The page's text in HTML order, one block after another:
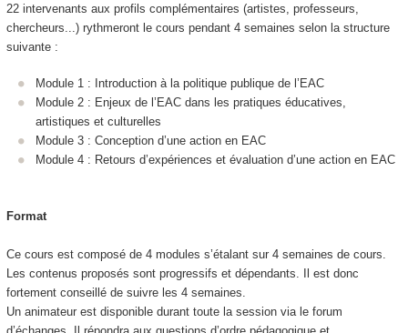
22 intervenants aux profils complémentaires (artistes, professeurs,
chercheurs...) rythmeront le cours pendant 4 semaines selon la structure
suivante :
Module 1 : Introduction à la politique publique de l’EAC
Module 2 : Enjeux de l’EAC dans les pratiques éducatives,
artistiques et culturelles
Module 3 : Conception d’une action en EAC
Module 4 : Retours d’expériences et évaluation d’une action en EAC
Format
Ce cours est composé de 4 modules s’étalant sur 4 semaines de cours.
Les contenus proposés sont progressifs et dépendants. Il est donc
fortement conseillé de suivre les 4 semaines.
Un animateur est disponible durant toute la session via le forum